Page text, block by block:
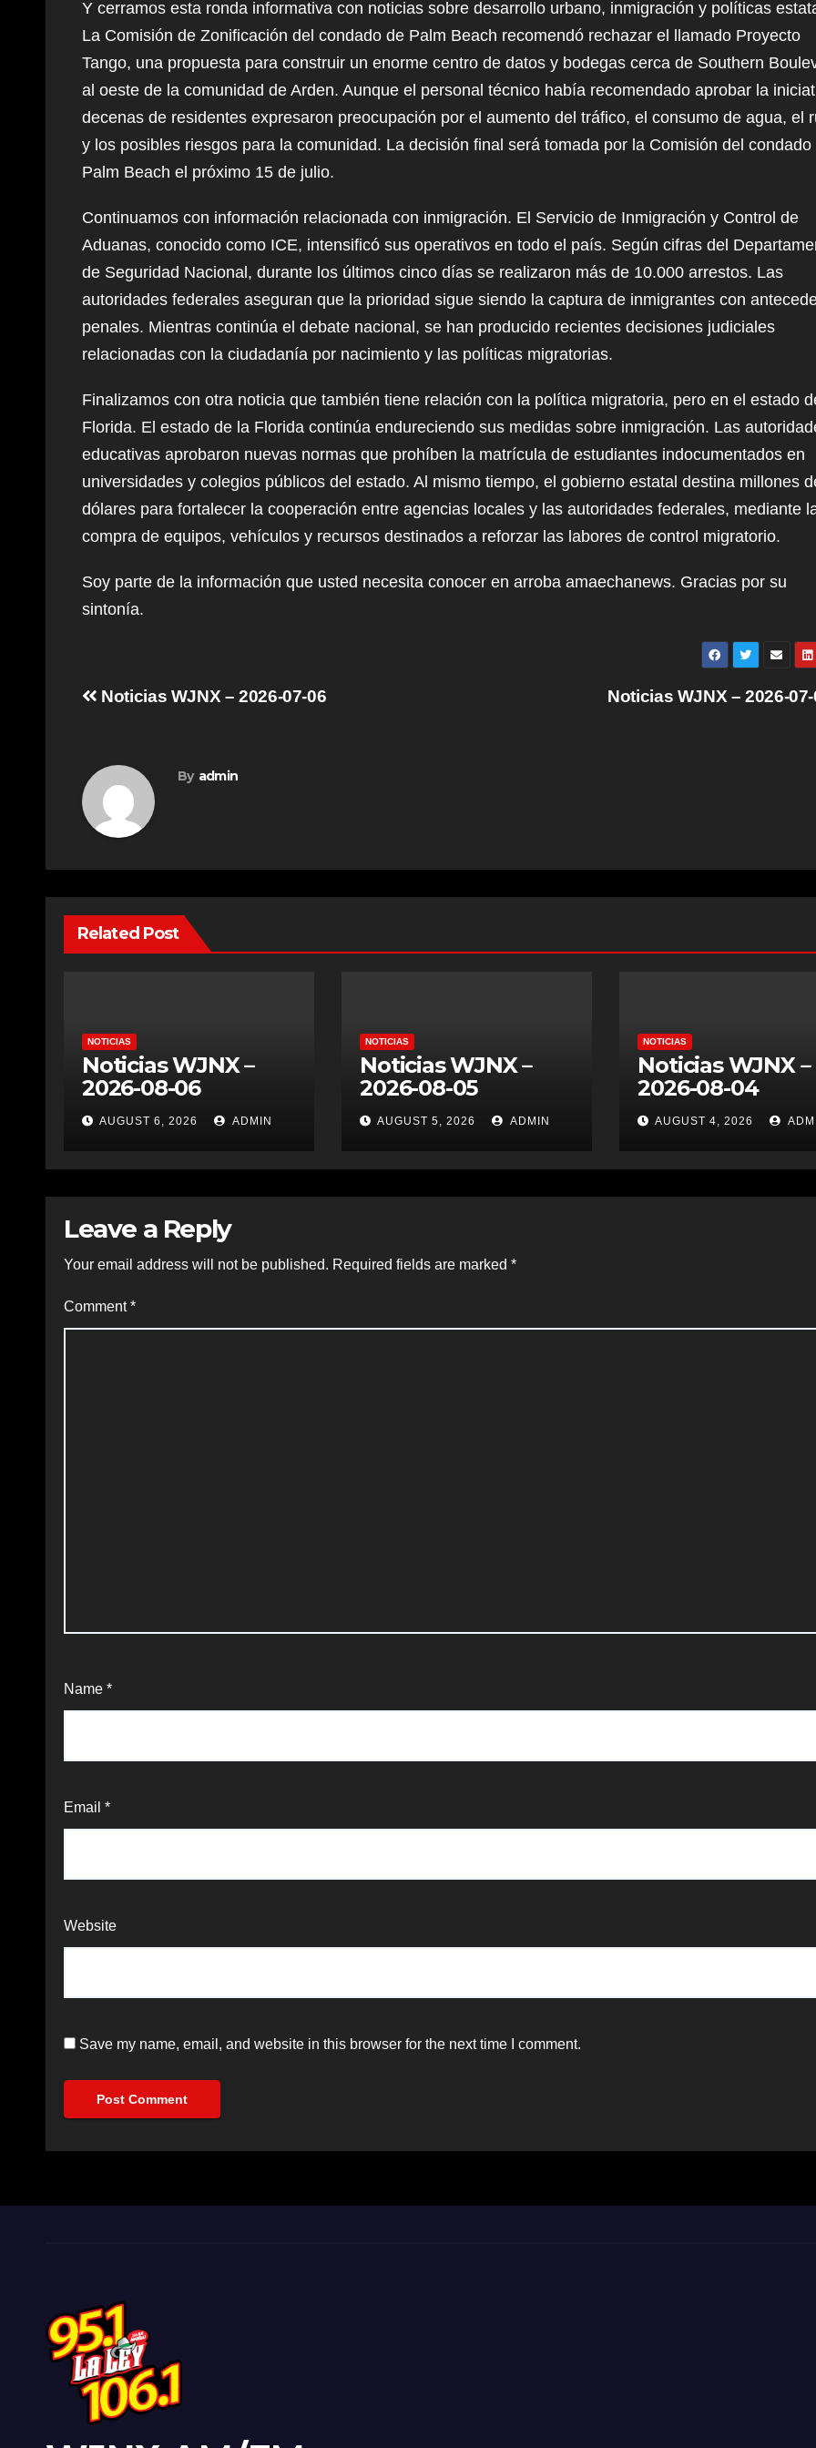
to
or
Y cerramos esta ronda informativa con noticias sobre desarrollo urbano, inmigración y políticas
La Comisión de Zonificación del condado de Palm Beach recomendó rechazar el llamado Proyecto
Tango, una propuesta para construir un enorme centro de datos y bodegas cerca de Southern
al oeste de la comunidad de Arden. Aunque el personal técnico había recomendado aprobar la
decenas de residentes expresaron preocupación por el aumento del tráfico, el consumo de agua, el
y los posibles riesgos para la comunidad. La decisión final será tomada por la Comisión del condado
Palm Beach el próximo 15 de julio.
Continuamos con información relacionada con inmigración. El Servicio de Inmigración y Control de
Aduanas, conocido como ICE, intensificó sus operativos en todo el país. Según cifras del
de Seguridad Nacional, durante los últimos cinco días se realizaron más de 10.000 arrestos. Las
autoridades federales aseguran que la prioridad sigue siendo la captura de inmigrantes con
penales. Mientras continúa el debate nacional, se han producido recientes decisiones judiciales
relacionadas con la ciudadanía por nacimiento y las políticas migratorias.
Finalizamos con otra noticia que también tiene relación con la política migratoria, pero en el estado
Florida. El estado de la Florida continúa endureciendo sus medidas sobre inmigración. Las
educativas aprobaron nuevas normas que prohíben la matrícula de estudiantes indocumentados en
universidades y colegios públicos del estado. Al mismo tiempo, el gobierno estatal destina millones
dólares para fortalecer la cooperación entre agencias locales y las autoridades federales, mediante
compra de equipos, vehículos y recursos destinados a reforzar las labores de control migratorio.
Soy parte de la información que usted necesita conocer en arroba amaechanews. Gracias por su
sintonía.
Post
Noticias WJNX – 2026-
Noticias WJNX – 2026-07-06
By admin
Related Post
NOTICIAS
Noticias WJNX –
2026-08-06
AUGUST 6, 2026 ADMIN
NOTICIAS
Noticias WJNX –
2026-08-05
AUGUST 5, 2026 ADMIN
NOTICIAS
Noticias WJNX –
2026-08-04
AUGUST 4, 2026
Leave a Reply
Your email address will not be published. Required fields are marked *
Comment*
Name *
Email *
Website
Save my name, email, and website in this browser for the next time I comment.